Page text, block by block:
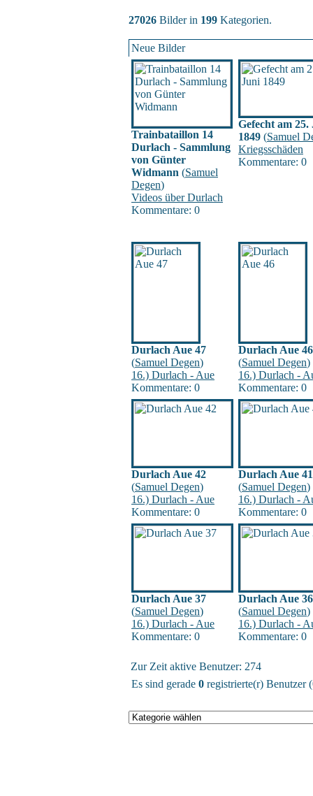
27026 Bilder in 199 Kategorien.
Neue Bilder
Trainbataillon 14
Durlach - Sammlung
von Günter
Widmann (Samuel
Degen)
Videos über Durlach
Kommentare: 0
Gefecht am 25.
1849 (Samuel
Kriegsschäden
Kommentare: 0
Durlach Aue 47
(Samuel Degen)
16.) Durlach - Aue
Kommentare: 0
Durlach Aue 46
(Samuel Degen)
16.) Durlach -
Kommentare: 0
Durlach Aue 42
(Samuel Degen)
16.) Durlach - Aue
Kommentare: 0
Durlach Aue 41
(Samuel Degen)
16.) Durlach -
Kommentare: 0
Durlach Aue 37
(Samuel Degen)
16.) Durlach - Aue
Kommentare: 0
Durlach Aue 36
(Samuel Degen)
16.) Durlach -
Kommentare: 0
Zur Zeit aktive Benutzer: 274
Es sind gerade 0 registrierte(r) Benutzer